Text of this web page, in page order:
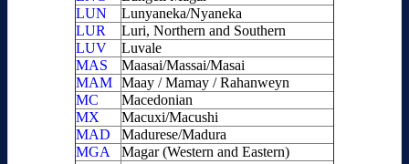
LUN
Lunyaneka/Nyaneka
LUR
Luri, Northern and Southern
LUV
Luvale
MAS
Maasai/Massai/Masai
MAM Maay / Mamay / Rahanweyn
MC
Macedonian
MX
Macuxi/Macushi
MAD
Madurese/Madura
MGA
Magar (Western and Eastern)